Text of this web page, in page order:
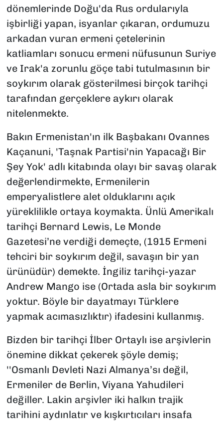
dönemlerinde Doğu'da Rus ordularıyla
işbirliği yapan, isyanlar çıkaran, ordumuzu
arkadan vuran ermeni çetelerinin
katliamları sonucu ermeni nüfusunun Suriye
ve Irak'a zorunlu göçe tabi tutulmasının bir
soykırım olarak gösterilmesi birçok tarihçi
tarafından gerçeklere aykırı olarak
nitelenmekte.
Bakın Ermenistan'ın ilk Başbakanı Ovannes
Kaçanuni, 'Taşnak Partisi'nin Yapacağı Bir
Şey Yok' adlı kitabında olayı bir savaş olarak
değerlendirmekte, Ermenilerin
emperyalistlere alet olduklarını açık
yüreklilikle ortaya koymakta. Ünlü Amerikalı
tarihçi Bernard Lewis, Le Monde
Gazetesi’ne verdiği demeçte, (1915 Ermeni
tehciri bir soykırım değil, savaşın bir yan
ürünüdür) demekte. İngiliz tarihçi-yazar
Andrew Mango ise (Ortada asla bir soykırım
yoktur. Böyle bir dayatmayı Türklere
yapmak acımasızlıktır) ifadesini kullanmış.
Bizden bir tarihçi İlber Ortaylı ise arşivlerin
önemine dikkat çekerek şöyle demiş;
''Osmanlı Devleti Nazi Almanya’sı değil,
Ermeniler de Berlin, Viyana Yahudileri
değiller. Lakin arşivler iki halkın trajik
tarihini aydınlatır ve kışkırtıcıları insafa